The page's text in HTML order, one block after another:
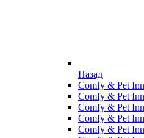
Назад
Comfy & Pet
Comfy & Pet
Comfy & Pet
Comfy & Pet
Comfy & Pet